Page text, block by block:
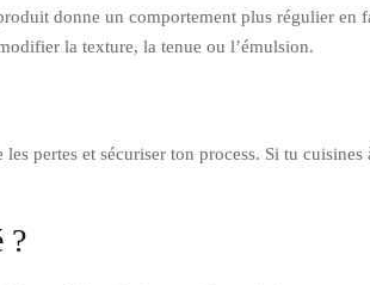
donne un comportement plus régulier en
la texture, la tenue ou l’émulsion.
pertes et sécuriser ton process. Si tu
?